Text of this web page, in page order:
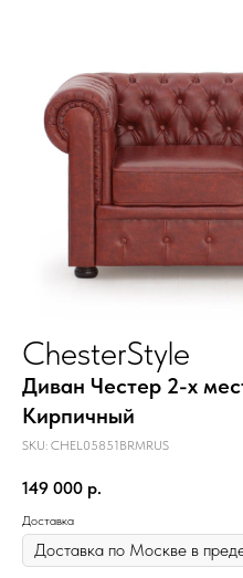
ChesterStyle
Диван Честер 2-х
Кирпичный
SKU: CHEL05851BRMRUS
149 000 р.
Доставка